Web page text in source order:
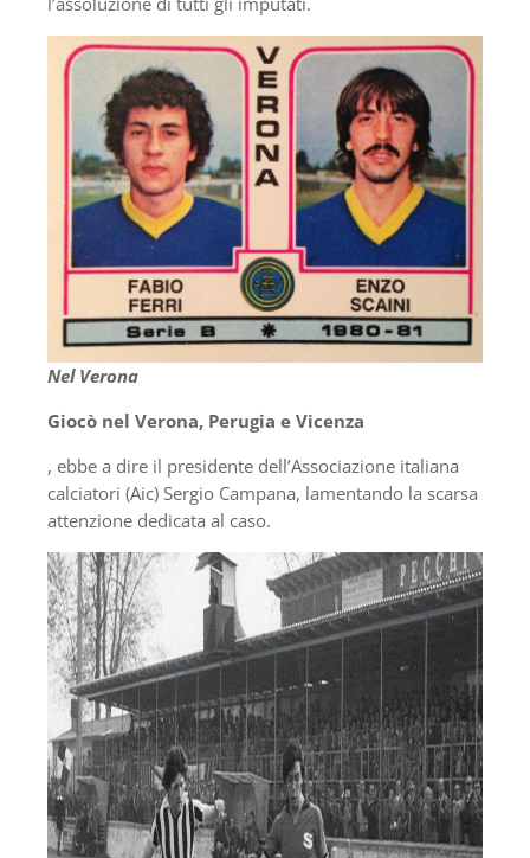
Nel Verona
Giocò nel Verona, Perugia e Vicenza
, ebbe a dire il presidente dell’Associazione italiana
calciatori (Aic) Sergio Campana, lamentando la scarsa
attenzione dedicata al caso.